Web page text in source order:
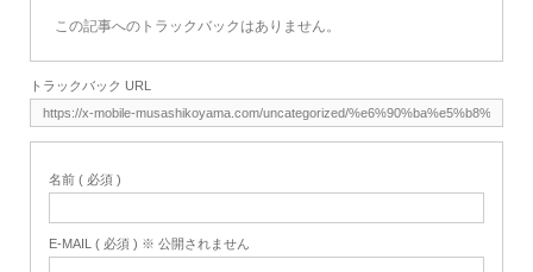
この記事へのトラックバックはありません。
トラックバック URL
名前 ( 必須 )
E-MAIL ( 必須 ) ※ 公開されません